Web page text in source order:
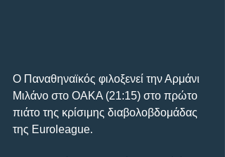
Ο Παναθηναϊκός φιλοξενεί την Αρμάνι
Μιλάνο στο ΟΑΚΑ (21:15) στο πρώτο
πιάτο της κρίσιμης διαβολοβδομάδας
της Euroleague.